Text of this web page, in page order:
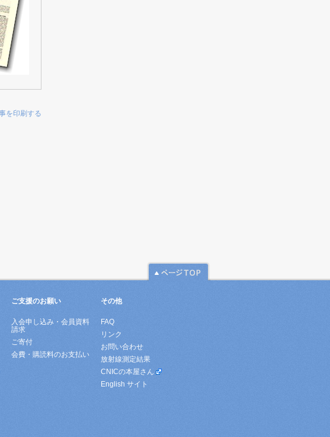
を印刷する
ご支援のお願い
入会申し込み・会員資料
請求
ご寄付
会費・購読料のお支払い
その他
FAQ
リンク
お問い合わせ
放射線測定結果
CNICの本屋さん
English サイト